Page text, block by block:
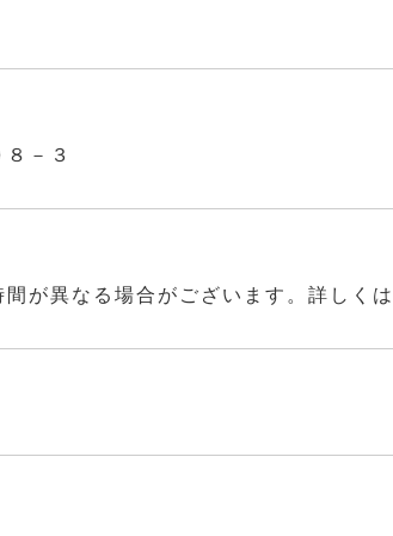
－３
が異なる場合がございます。詳しく